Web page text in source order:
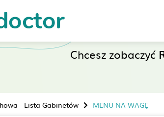
Chcesz zobaczyć
- Lista Gabinetów MENU NA WAGĘ